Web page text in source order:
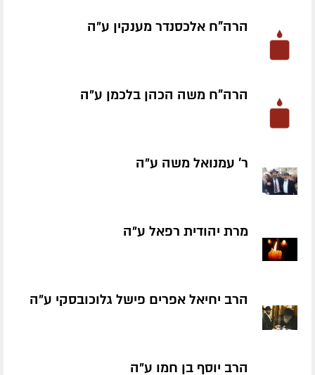
הרה"ח אלכסנדר מענקין ע״ה
הרה"ח משה הכהן בלכמן ע״ה
ר' עמנואל משה ע״ה
מרת יהודית רפאל ע״ה
הרב יחיאל אפרים פישל גלוכובסקי ע״ה
הרב יוסף בן חמו ע״ה